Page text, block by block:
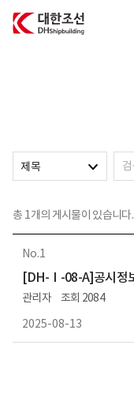
대한조선주식회사
제목
총 1개의 게시물이 있습니다.
1
[DH-Ⅰ-08-A]공시정
관리자
2084
2025-08-13